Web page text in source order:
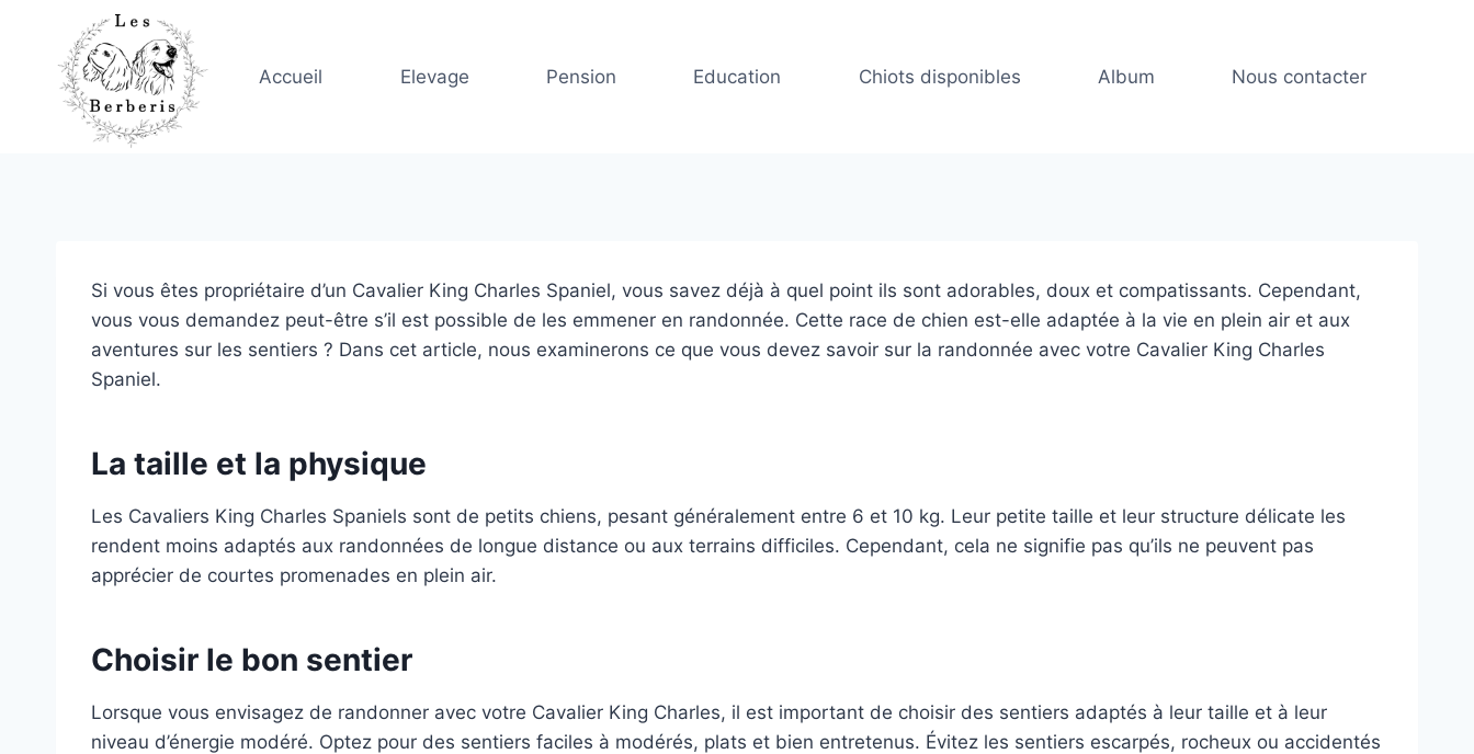
content
Accueil Elevage Pension Education Chiots disponibles Album Nous contacter
Si vous êtes propriétaire d’un Cavalier King Charles Spaniel, vous savez déjà à quel point ils sont adorables, doux et compatissants. Cependant,
vous vous demandez peut-être s’il est possible de les emmener en randonnée. Cette race de chien est-elle adaptée à la vie en plein air et aux
aventures sur les sentiers ? Dans cet article, nous examinerons ce que vous devez savoir sur la randonnée avec votre Cavalier King Charles
Spaniel.
La taille et la physique
Les Cavaliers King Charles Spaniels sont de petits chiens, pesant généralement entre 6 et 10 kg. Leur petite taille et leur structure délicate les
rendent moins adaptés aux randonnées de longue distance ou aux terrains difficiles. Cependant, cela ne signifie pas qu’ils ne peuvent pas
apprécier de courtes promenades en plein air.
Choisir le bon sentier
Lorsque vous envisagez de randonner avec votre Cavalier King Charles, il est important de choisir des sentiers adaptés à leur taille et à leur
niveau d’énergie modéré. Optez pour des sentiers faciles à modérés, plats et bien entretenus. Évitez les sentiers escarpés, rocheux ou accidentés